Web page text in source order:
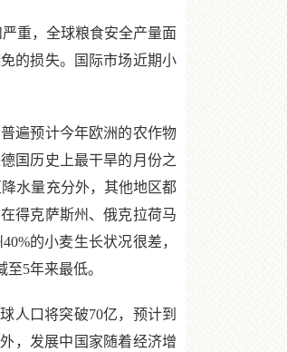
重，全球粮食安全产量面
的损失。国际市场近期小
遍预计今年欧洲的农作物
国历史上最干旱的月份之
水量充分外，其他地区都
得克萨斯州、俄克拉荷马
的小麦生长状况很差，
5年来最低。
人口将突破70亿，预计到
，发展中国家随着经济增